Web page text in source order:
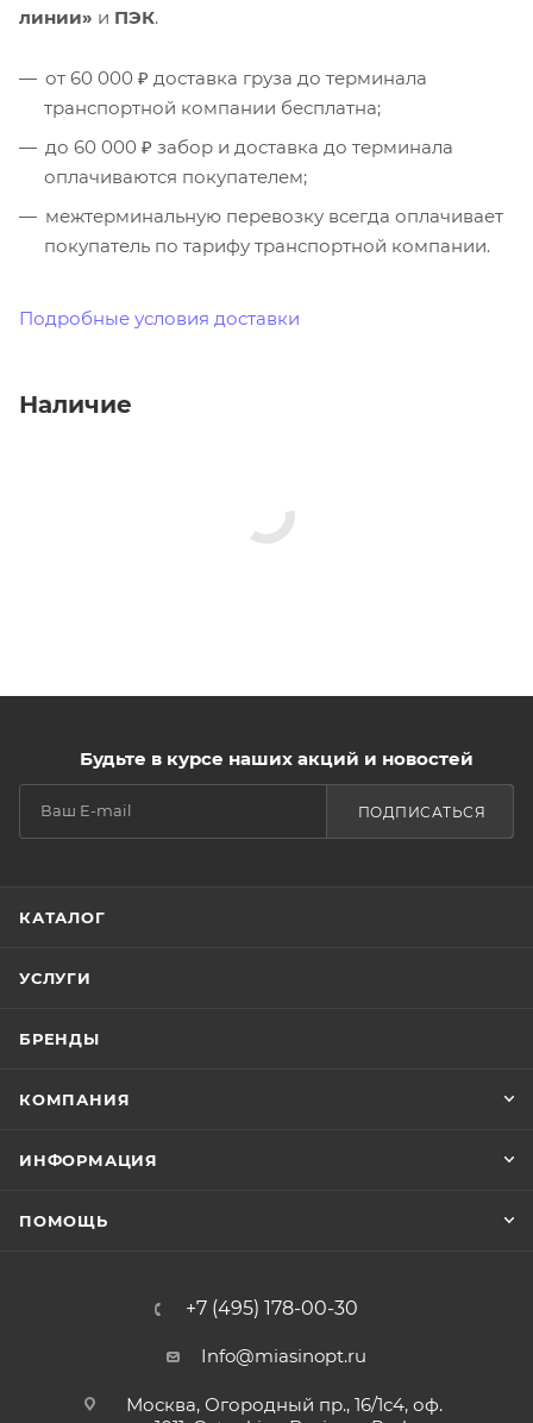
линии» и ПЭК.
от 60 000 ₽ доставка груза до терминала
транспортной компании бесплатна;
до 60 000 ₽ забор и доставка до терминала
оплачиваются покупателем;
межтерминальную перевозку всегда оплачивает
покупатель по тарифу транспортной компании.
Подробные условия доставки
Наличие
Будьте в курсе наших акций и новостей
ПОДПИСАТЬСЯ
КАТАЛОГ
УСЛУГИ
БРЕНДЫ
КОМПАНИЯ
ИНФОРМАЦИЯ
ПОМОЩЬ
+7 (495) 178-00-30
Info@miasinopt.ru
Москва, Огородный пр., 16/1с4, оф.